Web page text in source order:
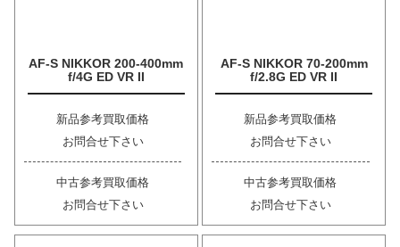
AF-S NIKKOR 200-400mm
f/4G ED VR II
新品参考買取価格
お問合せ下さい
中古参考買取価格
お問合せ下さい
AF-S NIKKOR 70-200mm
f/2.8G ED VR II
新品参考買取価格
お問合せ下さい
中古参考買取価格
お問合せ下さい